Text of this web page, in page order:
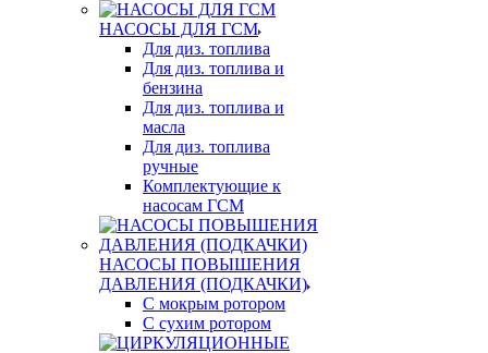
НАСОСЫ ДЛЯ ГСМ
Для диз. топлива
Для диз. топлива и
бензина
Для диз. топлива и
масла
Для диз. топлива
ручные
Комплектующие к
насосам ГСМ
НАСОСЫ ПОВЫШЕНИЯ
ДАВЛЕНИЯ (ПОДКАЧКИ)
С мокрым ротором
С сухим ротором